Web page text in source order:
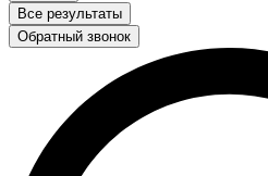
Все результаты
Обратный звонок